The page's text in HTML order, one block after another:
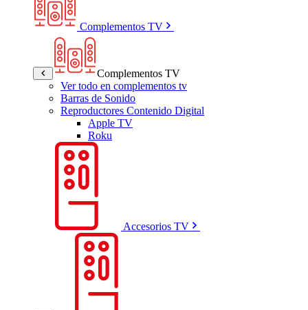
Complementos TV
Complementos TV
Ver todo en complementos tv
Barras de Sonido
Reproductores Contenido Digital
Apple TV
Roku
Accesorios TV